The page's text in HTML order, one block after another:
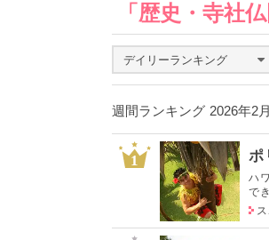
「歴史・寺社
デイリーランキング
週間ランキング 2026年2
1 ポ
ハ
で